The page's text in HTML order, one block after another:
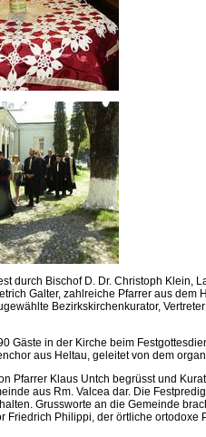
durch Bischof D. Dr. Christoph Klein,
Galter, zahlreiche Pfarrer aus dem
Bezirkskirchenkurator,
Gäste in der Kirche beim
aus Heltau, geleitet von dem
Pfarrer Klaus Untch begrüsst und
aus Rm. Valcea dar. Die
Grussworte an die Gemeinde
Friedrich Philippi, der örtliche ortodoxe